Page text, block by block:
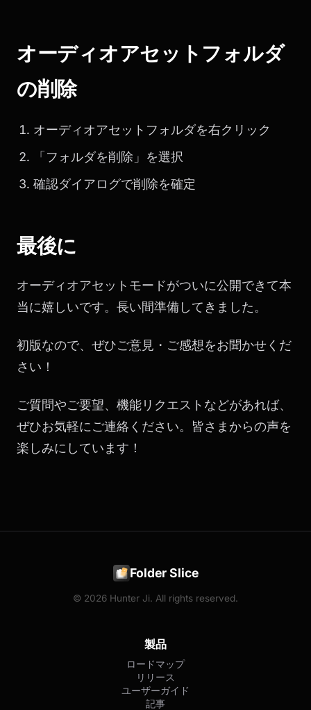
オーディオアセットフォルダ
の削除
オーディオアセットフォルダを右クリック
「フォルダを削除」を選択
確認ダイアログで削除を確定
最後に
オーディオアセットモードがついに公開できて本
当に嬉しいです。長い間準備してきました。
初版なので、ぜひご意見・ご感想をお聞かせくだ
さい！
ご質問やご要望、機能リクエストなどがあれば、
ぜひお気軽にご連絡ください。皆さまからの声を
楽しみにしています！
Folder Slice
© 2026 Hunter Ji. All rights reserved.
製品
ロードマップ
リリース
ユーザーガイド
記事